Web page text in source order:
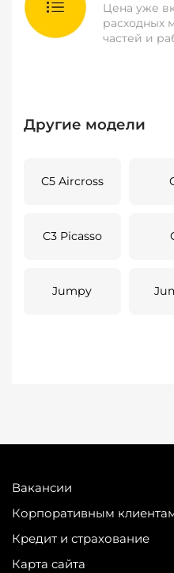
Цена уже
расходных
частей и
Другие модели
C5 Aircross
C3 Picasso
Jumpy
Вакансии
Корпоративным
Кредит и страхование
Карта сайта